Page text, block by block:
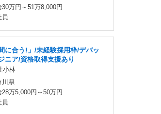
30万円～51万8,000円
員
に合う!」/未経験採用枠/デバッ
ニア/資格取得支援あり
小林
川県
28万5,000円～50万円
員